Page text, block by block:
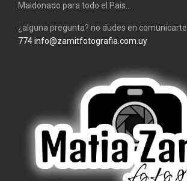
Maldonado para todo el Pais...
¿alguna pregunta? no dudes en comunicarte
774info@zamitfotografia.com.uy